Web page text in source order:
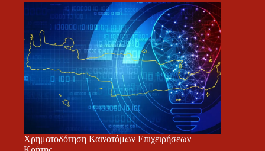
Χρηματοδότηση Καινοτόμων Επιχειρήσεων